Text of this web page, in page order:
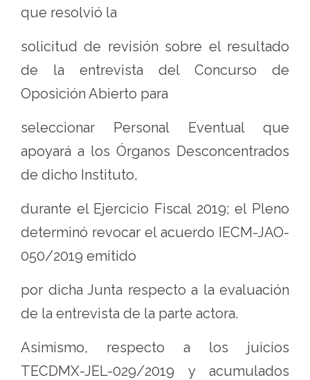
que resolvió la
solicitud de revisión sobre el resultado
de la entrevista del Concurso de
Oposición Abierto para
seleccionar Personal Eventual que
apoyará a los Órganos Desconcentrados
de dicho Instituto,
durante el Ejercicio Fiscal 2019; el Pleno
determinó revocar el acuerdo IECM-JAO-
050/2019 emitido
por dicha Junta respecto a la evaluación
de la entrevista de la parte actora.
Asimismo, respecto a los juicios
TECDMX-JEL-029/2019 y acumulados